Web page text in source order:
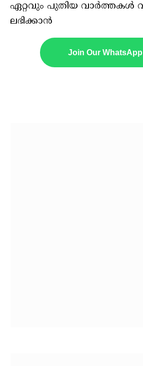
ഏറ്റവും പുതിയ വാർത്തകൾ
ലഭിക്കാൻ
Join Our